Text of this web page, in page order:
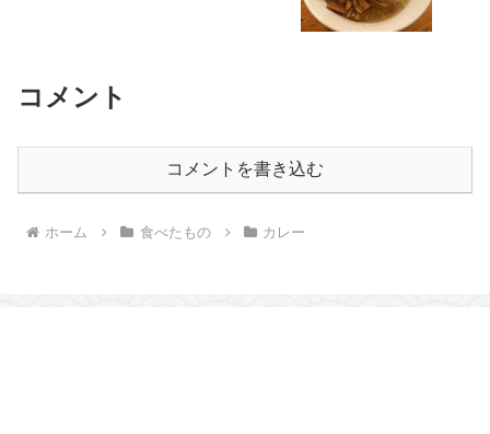
コメント
コメントを書き込む
ホーム 食べたもの カレー